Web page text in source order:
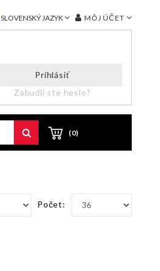
MÔJ ÚČET
SLOVENSKÝ JAZYK
Prihlásiť
Zabudli ste heslo?
(0)
Počet: